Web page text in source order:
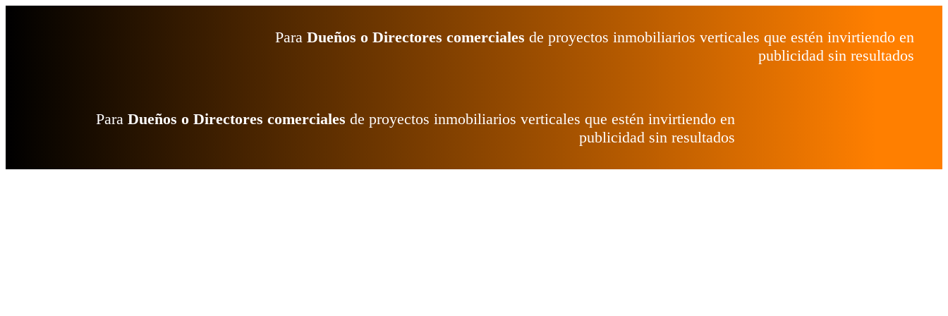
Para Dueños o Directores comerciales de proyectos inmobiliarios verticales que estén invirtiendo en
publicidad sin resultados
ParaDueños o Directores comerciales de proyectos inmobiliarios verticales que estén invirtiendo en
publicidad sin resultados